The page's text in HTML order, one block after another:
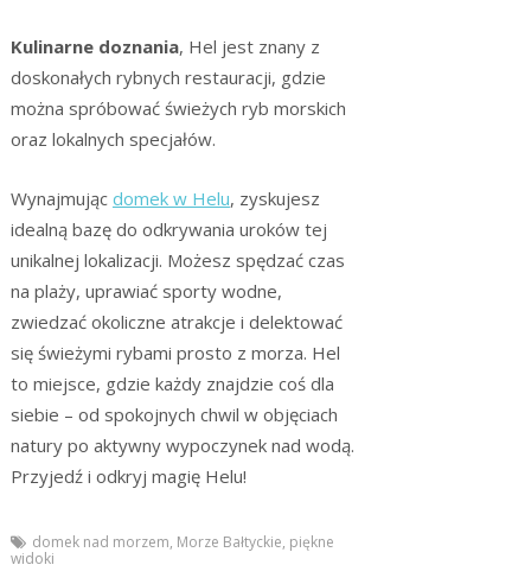
Kulinarne doznania, Hel jest znany z
doskonałych rybnych restauracji, gdzie
można spróbować świeżych ryb morskich
oraz lokalnych specjałów.
Wynajmując domek w Helu, zyskujesz
idealną bazę do odkrywania uroków tej
unikalnej lokalizacji. Możesz spędzać czas
na plaży, uprawiać sporty wodne,
zwiedzać okoliczne atrakcje i delektować
się świeżymi rybami prosto z morza. Hel
to miejsce, gdzie każdy znajdzie coś dla
siebie – od spokojnych chwil w objęciach
natury po aktywny wypoczynek nad wodą.
Przyjedź i odkryj magię Helu!
domek nad morzem, Morze Bałtyckie, piękne
widoki